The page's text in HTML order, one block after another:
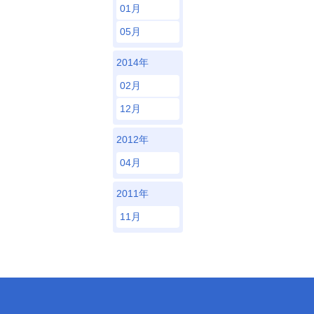
01月
05月
2014年
02月
12月
2012年
04月
2011年
11月